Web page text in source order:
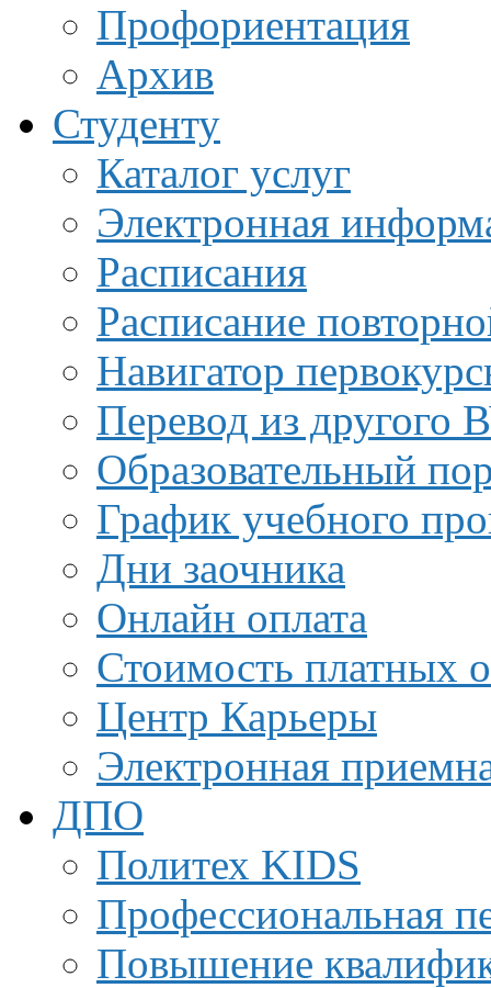
Профориентация
Архив
Студенту
Каталог услуг
Электронная
Расписания
Расписание
Навигатор
Перевод из другого
Образовательный
График учебного
Дни заочника
Онлайн оплата
Стоимость платных
Центр Карьеры
Электронная
ДПО
Политех KIDS
Профессиональная
Повышение